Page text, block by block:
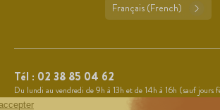
Français (French)
Tél : 02 38 85 04 62
Du lundi au vendredi de 9h à 13h et de 14h à 16h (sauf jours